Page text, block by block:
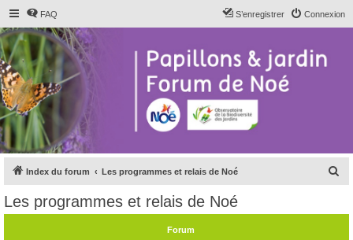
FAQ Connexion
S’enregistrer
Index du forum Les programmes et relais de Noé
Les programmes et relais de Noé
Forum